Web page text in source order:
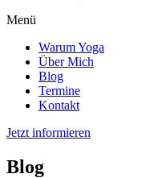
Menü
Warum Yoga
Über Mich
Blog
Termine
Kontakt
Jetzt informieren
Blog